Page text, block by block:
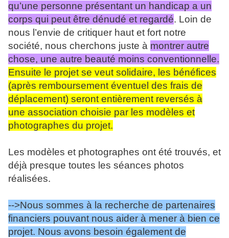
qu’une personne présentant un handicap a un
corps qui peut être dénudé et regardé. Loin de
nous l’envie de critiquer haut et fort notre
société, nous cherchons juste à montrer autre
chose, une autre beauté moins conventionnelle.
Ensuite le projet se veut solidaire, les bénéfices
(après remboursement éventuel des frais de
déplacement) seront entièrement reversés à
une association choisie par les modèles et
photographes du projet.
Les modèles et photographes ont été trouvés, et
déjà presque toutes les séances photos
réalisées.
-->Nous sommes à la recherche de partenaires
financiers pouvant nous aider à mener à bien ce
projet. Nous avons besoin également de